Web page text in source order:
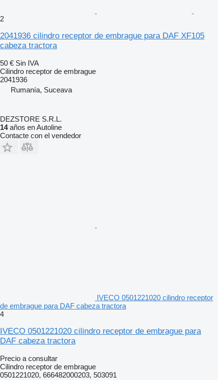
2
2041936 cilindro receptor de embrague para DAF XF105
cabeza tractora
50 € Sin IVA
Cilindro receptor de embrague
2041936
Rumanía, Suceava
DEZSTORE S.R.L.
14años en Autoline
Contacte con el vendedor
IVECO 0501221020 cilindro receptor
de embrague para DAF cabeza tractora
4
IVECO 0501221020 cilindro receptor de embrague para
DAF cabeza tractora
Precio a consultar
Cilindro receptor de embrague
0501221020, 666482000203, 503091